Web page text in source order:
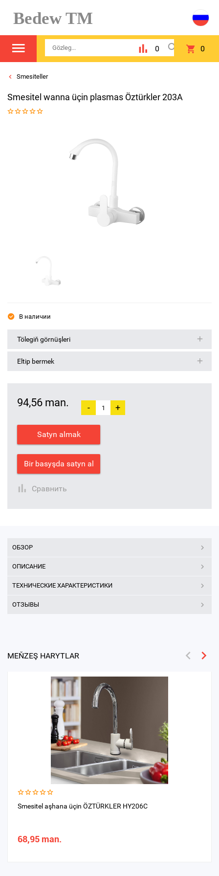
Bedew TM
0 0
Smesiteller
Smesitel wanna üçin plasmas Öztürkler 203A
В наличии
Tölegiň görnüşleri
Eltip bermek
94,56 man. - +
Satyn almak
Bir basyşda satyn al
Сравнить
ОБЗОР
ОПИСАНИЕ
ТЕХНИЧЕСКИЕ ХАРАКТЕРИСТИКИ
ОТЗЫВЫ
MEŇZEŞ HARYTLAR
Smesitel aşhana üçin ÖZTÜRKLER HY206C
68,95 man.